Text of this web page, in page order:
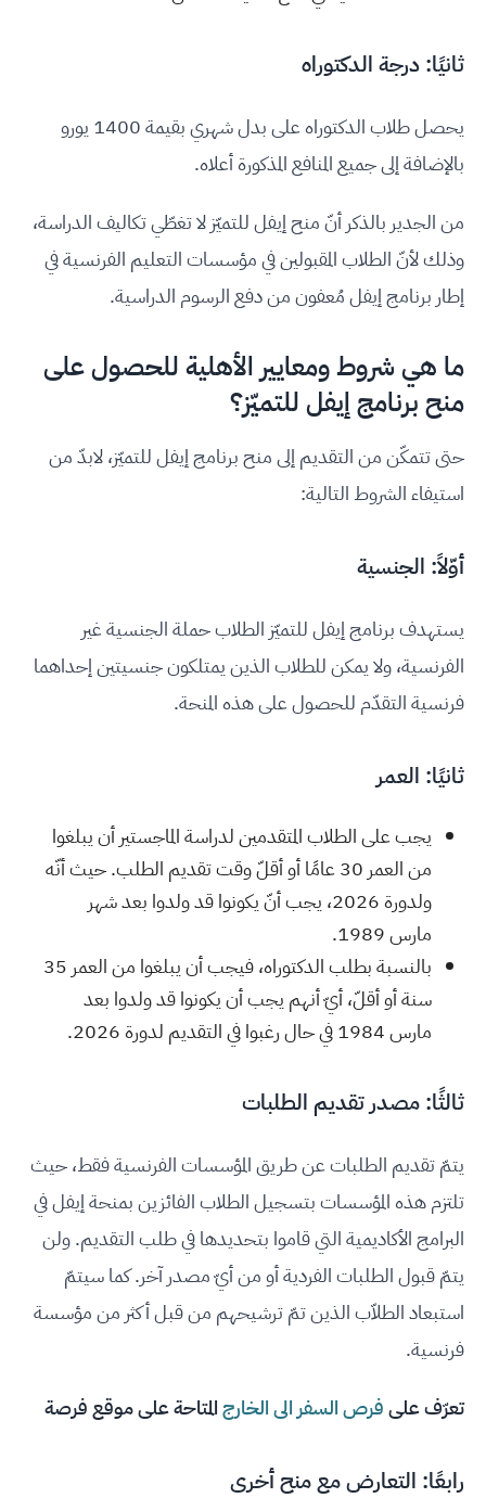
ثانيًا: درجة الدكتوراه
يحصل طلاب الدكتوراه على بدل شهري بقيمة 1400 يورو
بالإضافة إلى جميع المنافع المذكورة أعلاه.
من الجدير بالذكر أنّ منح إيفل للتميّز لا تغطّي تكاليف الدراسة،
وذلك لأنّ الطلاب المقبولين في مؤسسات التعليم الفرنسية في
إطار برنامج إيفل مُعفون من دفع الرسوم الدراسية.
ما هي شروط ومعايير الأهلية للحصول على
منح برنامج إيفل للتميّز؟
حتى تتمكّن من التقديم إلى منح برنامج إيفل للتميّز، لابدّ من
استيفاء الشروط التالية:
أوّلاً: الجنسية
يستهدف برنامج إيفل للتميّز الطلاب حملة الجنسية غير
الفرنسية، ولا يمكن للطلاب الذين يمتلكون جنسيتين إحداهما
فرنسية التقدّم للحصول على هذه المنحة.
ثانيًا: العمر
يجب على الطلاب المتقدمين لدراسة الماجستير أن يبلغوا
من العمر 30 عامًا أو أقلّ وقت تقديم الطلب. حيث أنّه
ولدورة 2026، يجب أنّ يكونوا قد ولدوا بعد شهر
مارس 1989.
بالنسبة بطلب الدكتوراه، فيجب أن يبلغوا من العمر 35
سنة أو أقلّ، أيّ أنهم يجب أن يكونوا قد ولدوا بعد
مارس 1984 في حال رغبوا في التقديم لدورة 2026.
ثالثًا: مصدر تقديم الطلبات
يتمّ تقديم الطلبات عن طريق المؤسسات الفرنسية فقط، حيث
تلتزم هذه المؤسسات بتسجيل الطلاب الفائزين بمنحة إيفل في
البرامج الأكاديمية التي قاموا بتحديدها في طلب التقديم. ولن
يتمّ قبول الطلبات الفردية أو من أيّ مصدر آخر. كما سيتمّ
استبعاد الطلاّب الذين تمّ ترشيحهم من قبل أكثر من مؤسسة
فرنسية.
تعرّف علىفرص السفر الى الخارجالمتاحة على موقع فرصة
رابعًا: التعارض مع منح أخرى